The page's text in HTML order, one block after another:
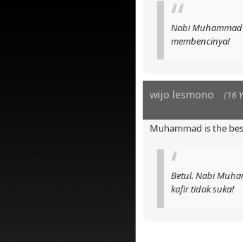
Nabi Muhammad
membencinya!
wijo lesmono (16
Muhammad is the
Betul. Nabi
kafir tidak suka!